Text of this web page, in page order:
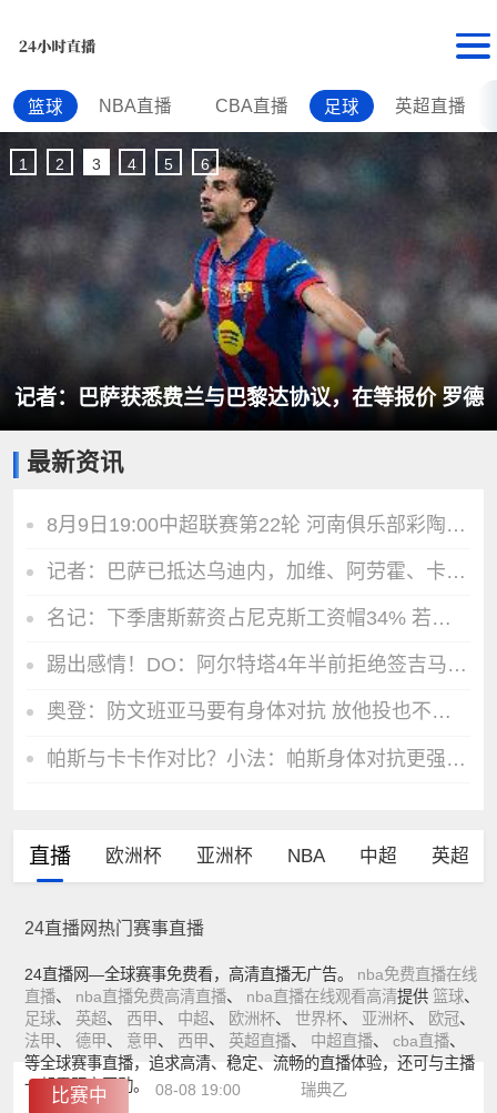
篮球 NBA直播 CBA直播 足球 英超直播
记者：巴萨获悉费兰与巴黎达协议，在等报价 罗德
1 2 3 4 5 6
最新资讯
8月9日19:00中超联赛第22轮 河南俱乐部彩陶坊VS青岛西海岸
记者：巴萨已抵达乌迪内，加维、阿劳霍、卡萨多、巴德吉缺席
名记：下季唐斯薪资占尼克斯工资帽34% 若想续约需唐斯大幅降薪
踢出感情！DO：阿尔特塔4年半前拒绝签吉马良斯，如今已被他折服
奥登：防文班亚马要有身体对抗 放他投也不能让他扣篮
帕斯与卡卡作对比？小法：帕斯身体对抗更强，跑动相对没那么灵动
直播 欧洲杯 亚洲杯 NBA 中超 英超
24直播网热门赛事直播
24直播网—全球赛事免费看，高清直播无广告。 nba免费直播在线
直播、 nba直播免费高清直播、 nba直播在线观看高清提供 篮球、
足球、 英超、 西甲、 中超、 欧洲杯、 世界杯、 亚洲杯、 欧冠、
法甲、 德甲、 意甲、 西甲、 英超直播、 中超直播、 cba直播、
等全球赛事直播，追求高清、稳定、流畅的直播体验，还可与主播
一起零距离互动。
比赛中 08-08 19:00
瑞典乙